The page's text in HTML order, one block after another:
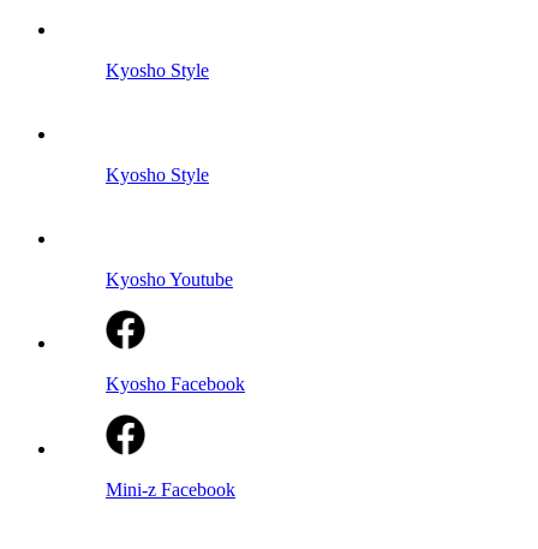
Kyosho Style
Kyosho Style
Kyosho Youtube
Kyosho Facebook
Mini-z Facebook